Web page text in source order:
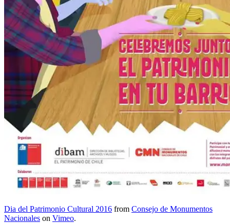
Dia del Patrimonio Cultural 2016 from Consejo de Monumentos
Nacionales on Vimeo.